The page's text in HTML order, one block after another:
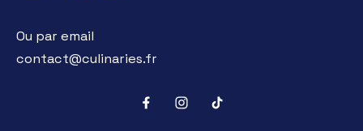
Ou par email
contact@culinaries.fr